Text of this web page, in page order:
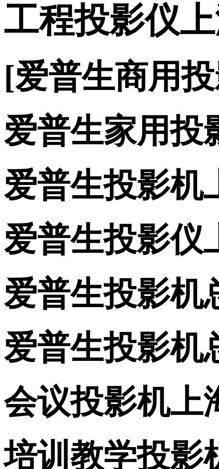
工程投影仪
[爱普生商用
爱普生家用投
爱普生投影机
爱普生投影仪
爱普生投影机
爱普生投影机
会议投影机上
培训教学投影